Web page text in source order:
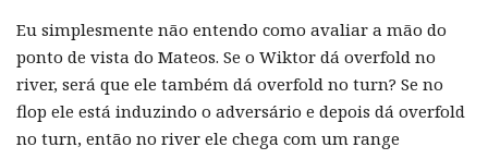
Eu simplesmente não entendo como avaliar a mão do
ponto de vista do Mateos. Se o Wiktor dá overfold no
river, será que ele também dá overfold no turn? Se no
flop ele está induzindo o adversário e depois dá overfold
no turn, então no river ele chega com um range